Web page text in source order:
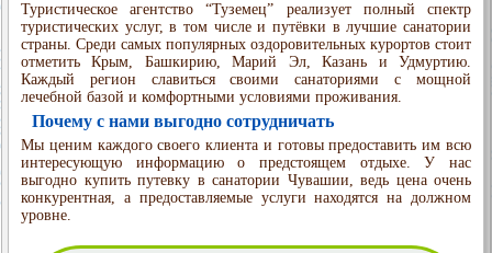
Туристическое агентство “Туземец” реализует полный спектр
туристических услуг, в том числе и путёвки в лучшие санатории
страны. Среди самых популярных оздоровительных курортов стоит
отметить Крым, Башкирию, Марий Эл, Казань и Удмуртию.
Каждый регион славиться своими санаториями с мощной
лечебной базой и комфортными условиями проживания.
Почему с нами выгодно сотрудничать
Мы ценим каждого своего клиента и готовы предоставить им всю
интересующую информацию о предстоящем отдыхе. У нас
выгодно купить путевку в санатории Чувашии, ведь цена очень
конкурентная, а предоставляемые услуги находятся на должном
уровне.